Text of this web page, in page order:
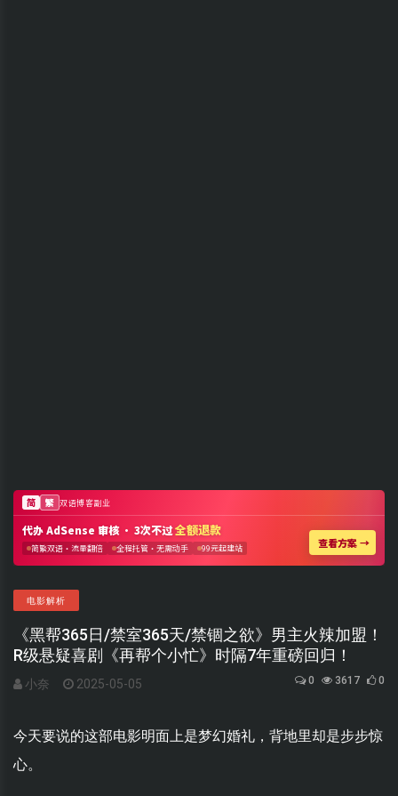
电影解析
《黑帮365日/禁室365天/禁锢之欲》男主火辣加盟！
R级悬疑喜剧《再帮个小忙》时隔7年重磅回归！
小奈 2025-05-05 0 3617 0
今天要说的这部电影明面上是梦幻婚礼，背地里却是步步惊
心。